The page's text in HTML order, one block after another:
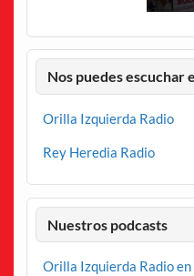
Nos puedes escuchar
Orilla Izquierda Radio
Rey Heredia Radio
Nuestros podcasts
Orilla Izquierda Radio en